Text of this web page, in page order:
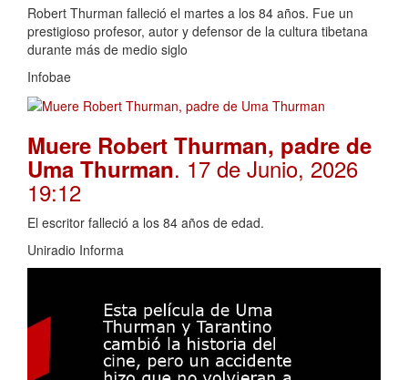
Robert Thurman falleció el martes a los 84 años. Fue un
prestigioso profesor, autor y defensor de la cultura tibetana
durante más de medio siglo
Infobae
Muere Robert Thurman, padre de
Uma Thurman. 17 de Junio, 2026
19:12
El escritor falleció a los 84 años de edad.
Uniradio Informa